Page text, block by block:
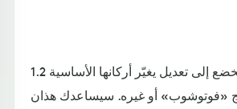
1.2 الصورة لم تخضع إلى تعديل يغيّر أركانها الأساسية
«فوتوشوب» أو غيره. سيساعدك هذان